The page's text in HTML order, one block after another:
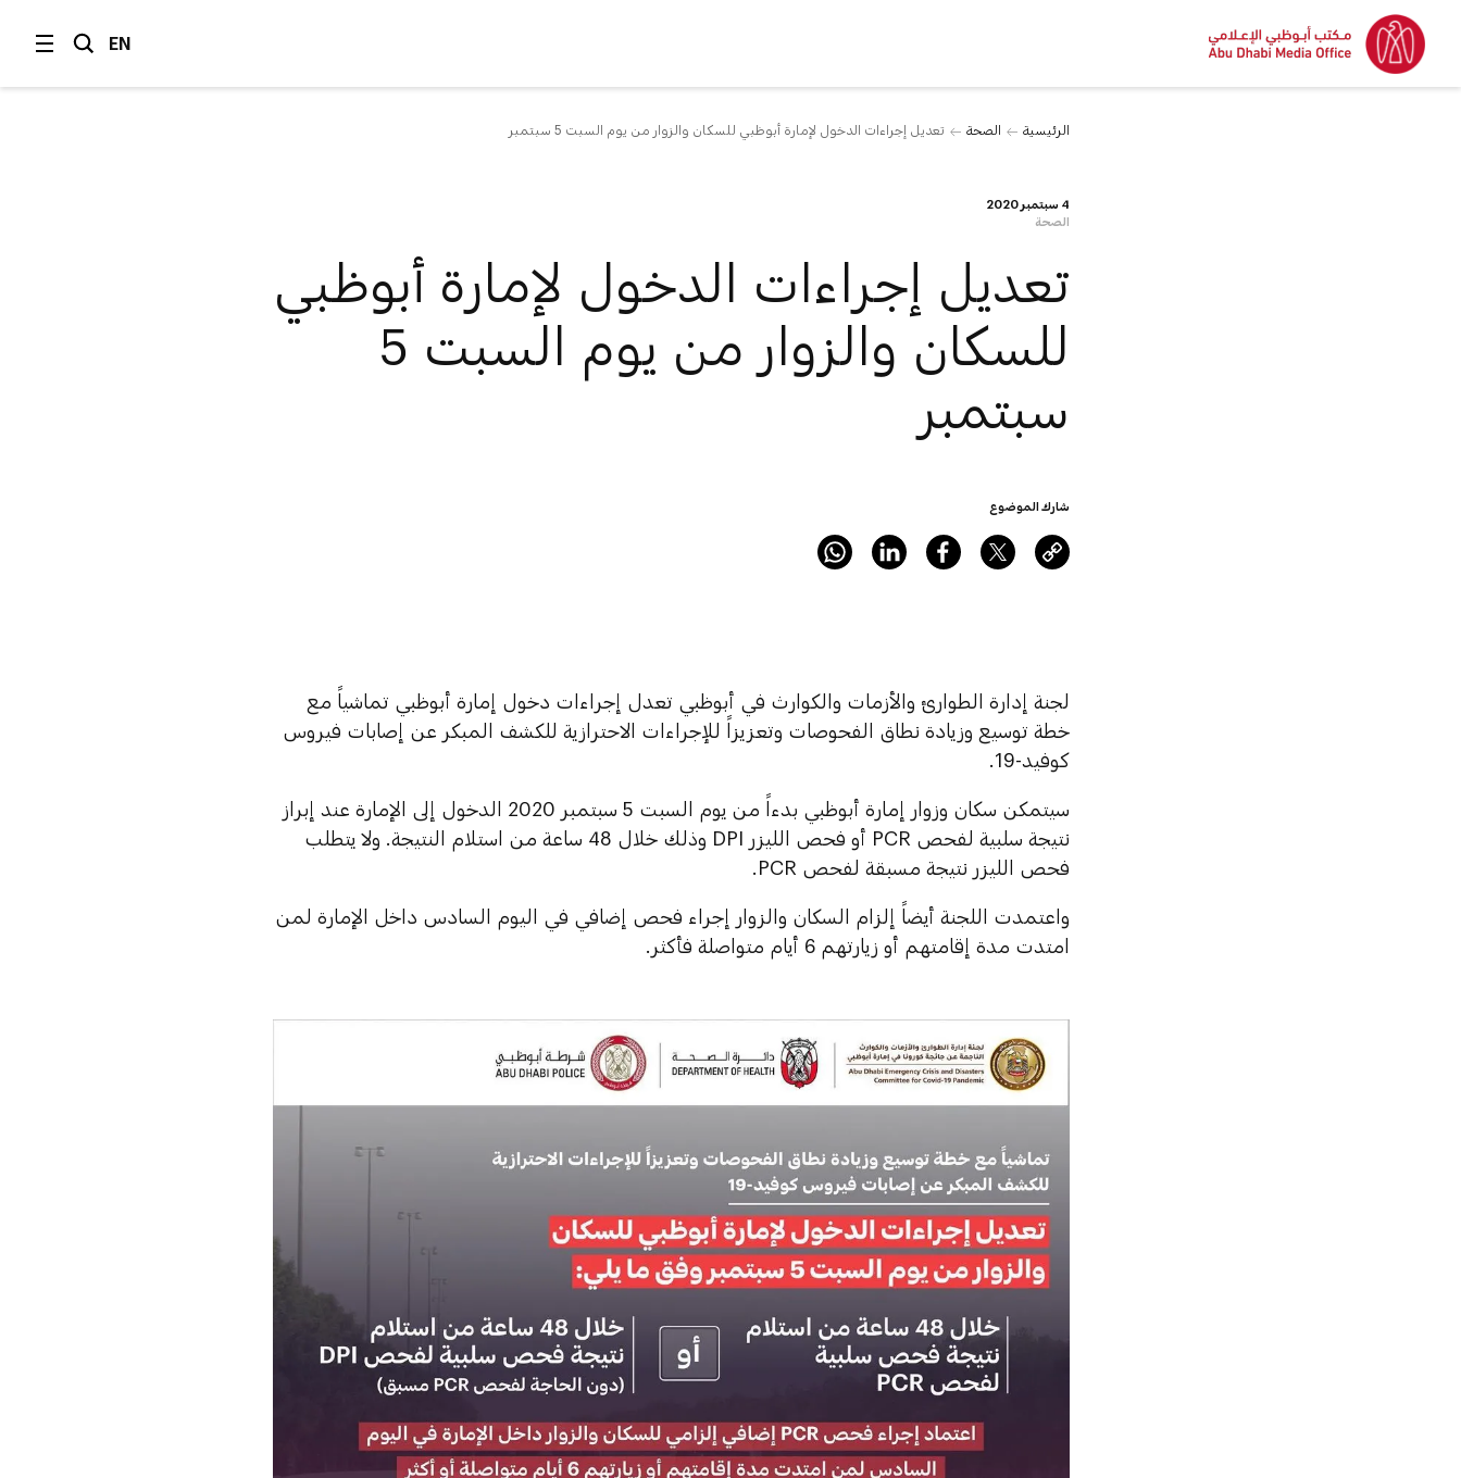
EN
الرئيسية الصحة تعديل إجراءات الدخول لإمارة أبوظبي للسكان والزوار من يوم السبت 5 سبتمبر
4 سبتمبر 2020
الصحة
تعديل إجراءات الدخول لإمارة أبوظبي
للسكان والزوار من يوم السبت 5
سبتمبر
شارك الموضوع
لجنة إدارة الطوارئ والأزمات والكوارث في أبوظبي تعدل إجراءات دخول إمارة أبوظبي تماشياً مع
خطة توسيع وزيادة نطاق الفحوصات وتعزيزاً للإجراءات الاحترازية للكشف المبكر عن إصابات فيروس
كوفيد-19.
سيتمكن سكان وزوار إمارة أبوظبي بدءاً من يوم السبت 5 سبتمبر 2020 الدخول إلى الإمارة عند إبراز
نتيجة سلبية لفحص PCR أو فحص الليزر DPI وذلك خلال 48 ساعة من استلام النتيجة. ولا يتطلب
فحص الليزر نتيجة مسبقة لفحص PCR.
واعتمدت اللجنة أيضاً إلزام السكان والزوار إجراء فحص إضافي في اليوم السادس داخل الإمارة لمن
امتدت مدة إقامتهم أو زيارتهم 6 أيام متواصلة فأكثر.